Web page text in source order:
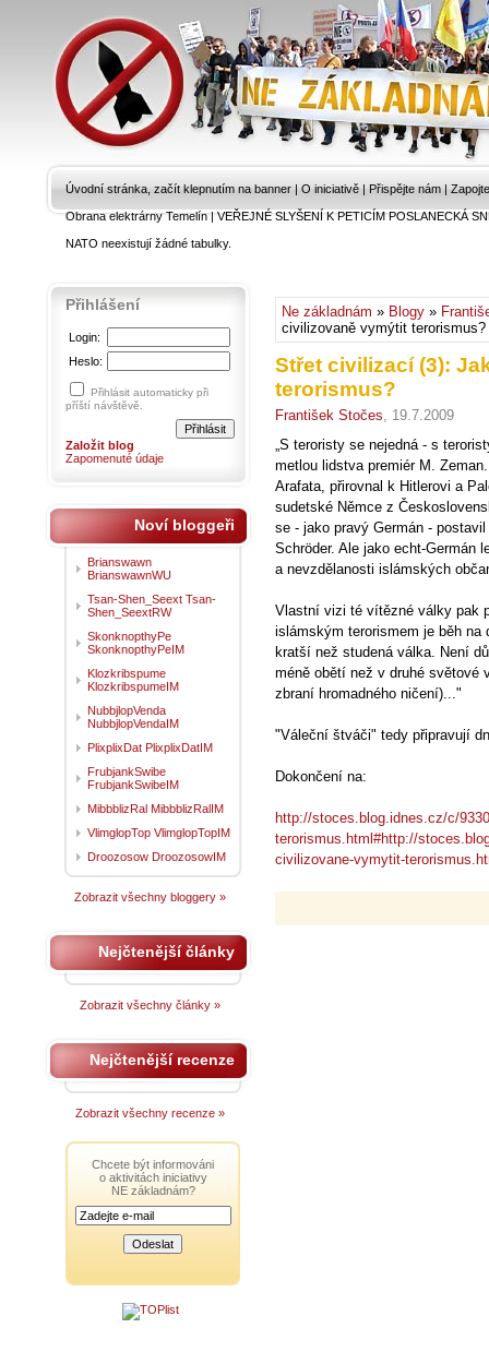
Úvodní stránka, začít klepnutím na banner | O iniciativě | Přispějte nám |
Obrana elektrárny Temelín|VEŘEJNÉ SLYŠENÍ K PETICÍM POSLANECKÁ
NATO neexistují žádné tabulky.
Ne základnám » Blogy »
civilizovaně vymýtit terorismus?
Střet civilizací (3):
terorismus?
František Stočes, 19.7.2009
„S teroristy se nejedná - s
metlou lidstva premiér M.
Arafata, přirovnal k Hitlerovi a
sudetské Němce z
se - jako pravý Germán -
Schröder. Ale jako echt-Germán
a nevzdělanosti islámských
Vlastní vizi té vítězné války pak
islámským terorismem je běh na
kratší než studená válka. Není
méně obětí než v druhé světové
zbraní hromadného ničení)..."
"Váleční štváči" tedy připravují
Dokončení na:
http://stoces.blog.idnes.cz/c/
terorismus.html#http://
civilizovane-vymytit-
Přihlášení
Login:
Heslo:
Přihlásit automaticky při
příští návštěvě.
Založit blog
Zapomenuté údaje
Noví bloggeři
Brianswawn
BrianswawnWU
Tsan-Shen_Seext Tsan-
Shen_SeextRW
SkonknopthyPe
SkonknopthyPeIM
Klozkribspume
KlozkribspumeIM
NubbjlopVenda
NubbjlopVendaIM
PlixplixDat PlixplixDatIM
FrubjankSwibe
FrubjankSwibeIM
MibbblizRal MibbblizRalIM
VlimglopTop VlimglopTopIM
Droozosow DroozosowIM
Zobrazit všechny bloggery »
Nejčtenější články
Zobrazit všechny články »
Nejčtenější recenze
Zobrazit všechny recenze »
Chcete být informováni
o aktivitách iniciativy
NE základnám?